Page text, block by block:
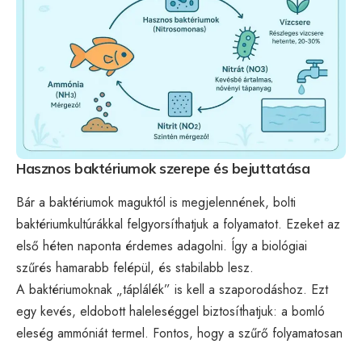
Hasznos baktériumok szerepe és bejuttatása
Bár a baktériumok maguktól is megjelennének, bolti
baktériumkultúrákkal felgyorsíthatjuk a folyamatot. Ezeket az
első héten naponta érdemes adagolni. Így a biológiai
szűrés hamarabb felépül, és stabilabb lesz.
A baktériumoknak „táplálék” is kell a szaporodáshoz. Ezt
egy kevés, eldobott haleleséggel biztosíthatjuk: a bomló
eleség ammóniát termel. Fontos, hogy a szűrő folyamatosan